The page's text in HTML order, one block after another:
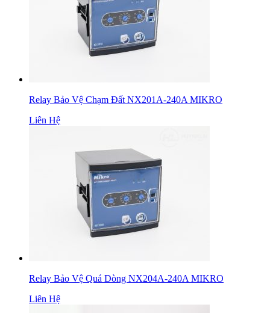
Relay Bảo Vệ Chạm Đất NX201A-240A MIKRO
Liên Hệ
Relay Bảo Vệ Quá Dòng NX204A-240A MIKRO
Liên Hệ